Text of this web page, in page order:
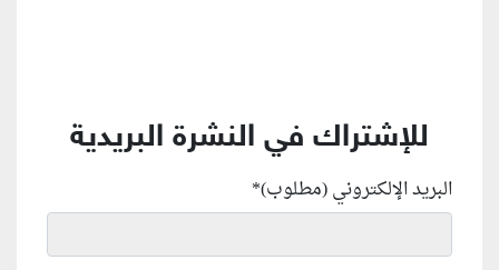
للإشتراك في النشرة البريدية
البريد الإلكتروني (مطلوب)*